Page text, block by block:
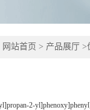
网站首页 > 产品展厅 >
2-